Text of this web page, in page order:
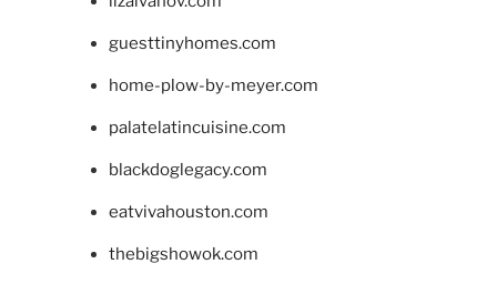
guesttinyhomes.com
home-plow-by-meyer.com
palatelatincuisine.com
blackdoglegacy.com
eatvivahouston.com
thebigshowok.com